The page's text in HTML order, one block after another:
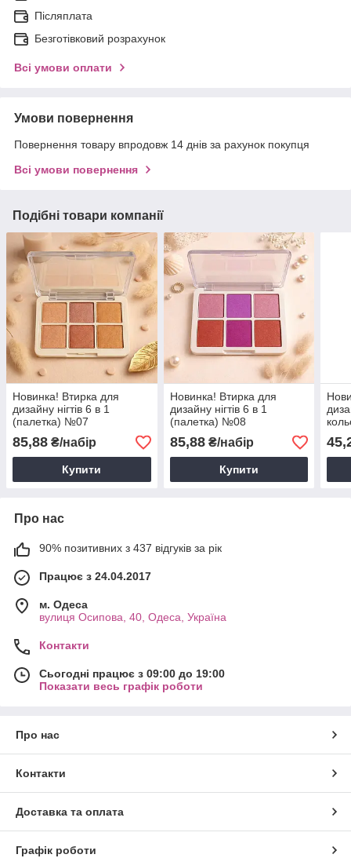
Післяплата
Безготівковий розрахунок
Всі умови оплати
Умови повернення
Повернення товару впродовж 14 днів за рахунок покупця
Всі умови повернення
Подібні товари компанії
Новинка! Втирка для
дизайну нігтів 6 в 1
(палетка) №07
85,88 ₴/набір
Купити
Новинка! Втирка для
дизайну нігтів 6 в 1
(палетка) №08
85,88₴/набір
Купити
Про нас
90% позитивних з 437 відгуків за рік
Працює з 24.04.2017
м. Одеса
вулиця Осипова, 40, Одеса, Україна
Контакти
Сьогодні працює з 09:00 до 19:00
Показати весь графік роботи
Про нас
Контакти
Доставка та оплата
Графік роботи